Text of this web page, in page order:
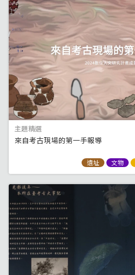
主題精選
來自考古現場的第一手報導
遺址 文物